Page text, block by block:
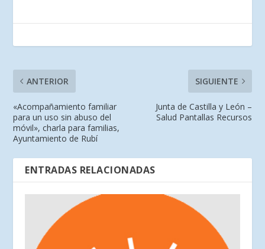
ANTERIOR
«Acompañamiento familiar
para un uso sin abuso del
móvil», charla para familias,
Ayuntamiento de Rubí
SIGUIENTE
Junta de Castilla y León –
Salud Pantallas Recursos
ENTRADAS RELACIONADAS